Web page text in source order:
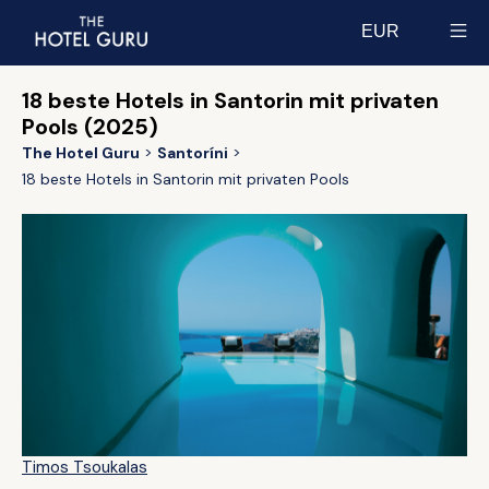
EUR
18 beste Hotels in Santorin mit privaten
Pools (2025)
The Hotel Guru
Santoríni
18 beste Hotels in Santorin mit privaten Pools
Timos Tsoukalas